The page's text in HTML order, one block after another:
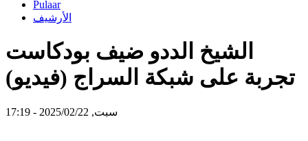
Pulaar
الأرشيف
الشيخ الددو ضيف بودكاست
تجربة على شبكة السراج (فيديو)
سبت, 2025/02/22 - 17:19